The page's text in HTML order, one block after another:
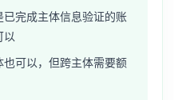
完成主体信息验证的账
以
可以，但跨主体需要额